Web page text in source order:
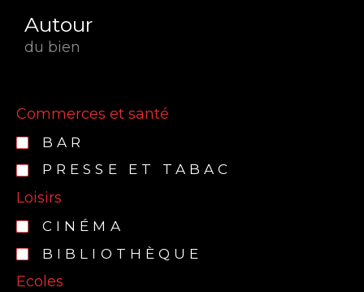
Autour
du bien
Commerces et santé
BAR
PRESSE ET TABAC
Loisirs
CINÉMA
BIBLIOTHÈQUE
Ecoles